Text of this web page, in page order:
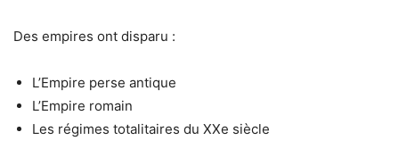
Des empires ont disparu :
L’Empire perse antique
L’Empire romain
Les régimes totalitaires du XXe siècle